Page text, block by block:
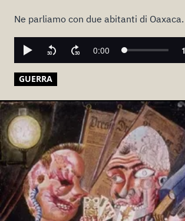
Ne parliamo con due abitanti di Oaxaca.
GUERRA